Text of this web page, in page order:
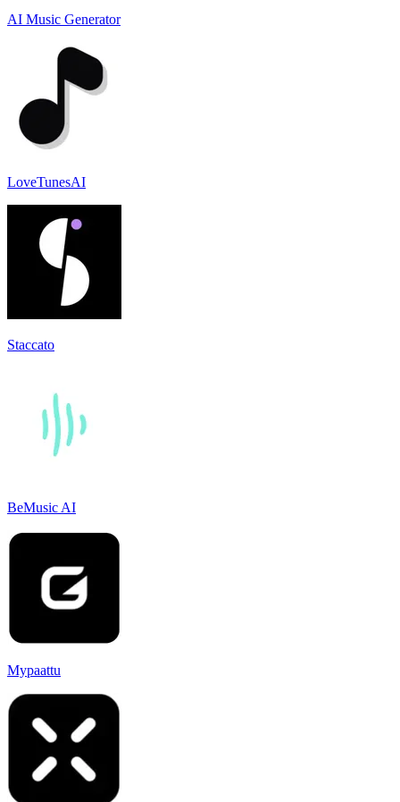
AI Music Generator
LoveTunesAI
Staccato
BeMusic AI
Mypaattu